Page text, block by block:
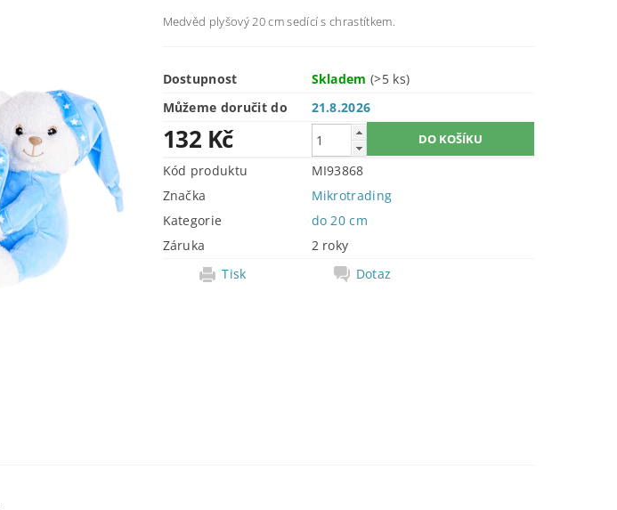
Medvěd plyšový 20 cm sedící s chrastítkem.
Dostupnost Skladem(>5 ks)
Můžeme doručit do
21.8.2026
132 Kč
Kód produktu
MI93868
Značka
Mikrotrading
Kategorie
do 20 cm
Záruka
2 roky
Tisk
Dotaz